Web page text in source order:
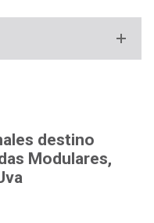
destino
Modulares,